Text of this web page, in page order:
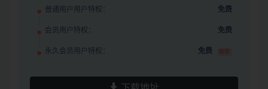
普通用户用户特权： 免费
会员用户特权： 免费
永久会员用户特权： 免费 推荐